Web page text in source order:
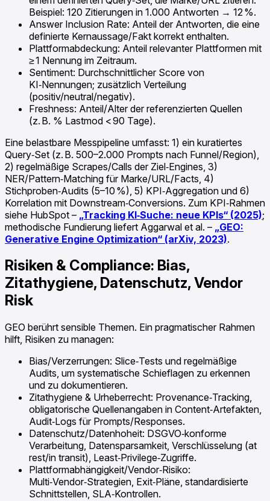
Beispiel: 120 Zitierungen in 1.000 Antworten → 12 %.
Answer Inclusion Rate: Anteil der Antworten, die eine
definierte Kernaussage/Fakt korrekt enthalten.
Plattformabdeckung: Anteil relevanter Plattformen mit
≥ 1 Nennung im Zeitraum.
Sentiment: Durchschnittlicher Score von
KI‑Nennungen; zusätzlich Verteilung
(positiv/neutral/negativ).
Freshness: Anteil/Alter der referenzierten Quellen
(z. B. % Lastmod < 90 Tage).
Eine belastbare Messpipeline umfasst: 1) ein kuratiertes
Query‑Set (z. B. 500–2.000 Prompts nach Funnel/Region),
2) regelmäßige Scrapes/Calls der Ziel‑Engines, 3)
NER/Pattern‑Matching für Marke/URL/Facts, 4)
Stichproben‑Audits (5–10 %), 5) KPI‑Aggregation und 6)
Korrelation mit Downstream‑Conversions. Zum KPI‑Rahmen
siehe HubSpot – „Tracking KI‑Suche: neue KPIs“ (2025);
methodische Fundierung liefert Aggarwal et al. – „GEO:
Generative Engine Optimization“ (arXiv, 2023).
Risiken & Compliance: Bias,
Zitathygiene, Datenschutz, Vendor
Risk
GEO berührt sensible Themen. Ein pragmatischer Rahmen
hilft, Risiken zu managen:
Bias/Verzerrungen: Slice‑Tests und regelmäßige
Audits, um systematische Schieflagen zu erkennen
und zu dokumentieren.
Zitathygiene & Urheberrecht: Provenance‑Tracking,
obligatorische Quellenangaben in Content‑Artefakten,
Audit‑Logs für Prompts/Responses.
Datenschutz/Datenhoheit: DSGVO‑konforme
Verarbeitung, Datensparsamkeit, Verschlüsselung (at
rest/in transit), Least‑Privilege‑Zugriffe.
Plattformabhängigkeit/Vendor‑Risiko:
Multi‑Vendor‑Strategien, Exit‑Pläne, standardisierte
Schnittstellen, SLA‑Kontrollen.